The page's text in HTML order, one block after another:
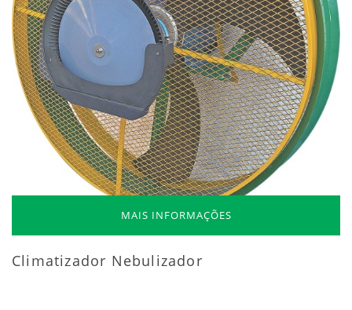
MAIS INFORMAÇÕES
Climatizador Nebulizador